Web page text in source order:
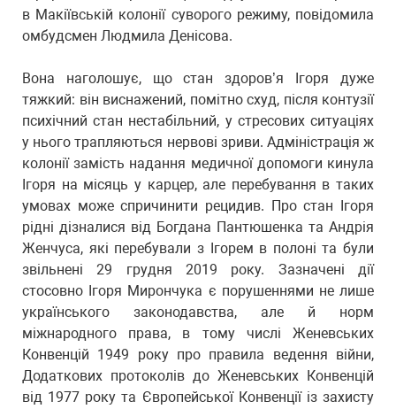
в Макіївській колонії суворого режиму, повідомила
омбудсмен Людмила Денісова.
Вона наголошує, що стан здоров’я Ігоря дуже
тяжкий: він виснажений, помітно схуд, після контузії
психічний стан нестабільний, у стресових ситуаціях
у нього трапляються нервові зриви. Адміністрація ж
колонії замість надання медичної допомоги кинула
Ігоря на місяць у карцер, але перебування в таких
умовах може спричинити рецидив. ️Про стан Ігоря
рідні дізналися від Богдана Пантюшенка та Андрія
Женчуса, які перебували з Ігорем в полоні та були
звільнені 29 грудня 2019 року. Зазначені дії
стосовно Ігоря Мирончука є порушеннями не лише
українського законодавства, але й норм
міжнародного права, в тому числі Женевських
Конвенцій 1949 року про правила ведення війни,
Додаткових протоколів до Женевських Конвенцій
від 1977 року та Європейської Конвенції із захисту